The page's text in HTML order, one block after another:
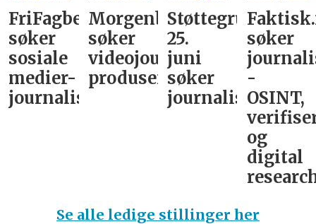
FriFagbevegelse
søker
sosiale
medier-
journalist
Morgenbladet
søker
videojournalist/podkast-
produsent
Støttegruppa
25.
juni
søker
journalist
søker
-
OSINT,
og
digital
Se alle ledige stillinger her